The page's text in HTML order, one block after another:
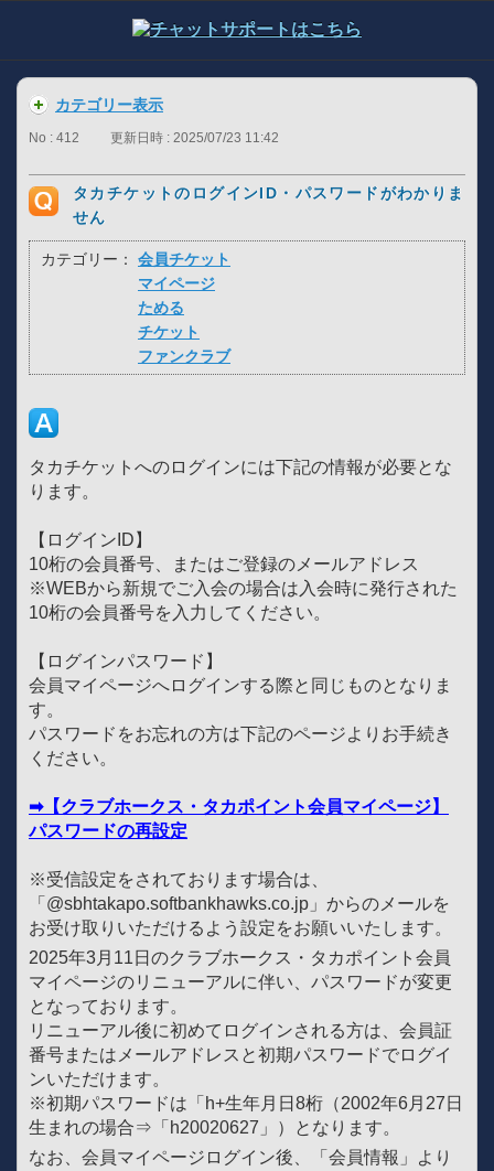
カテゴリー表示
No : 412 更新日時 : 2025/07/23 11:42
タカチケットのログインID・パスワードがわかりま
せん
カテゴリー：
会員チケット
マイページ
ためる
チケット
ファンクラブ
タカチケットへのログインには下記の情報が必要とな
ります。
【ログインID】
10桁の会員番号、またはご登録のメールアドレス
※WEBから新規でご入会の場合は入会時に発行された
10桁の会員番号を入力してください。
【ログインパスワード】
会員マイページへログインする際と同じものとなりま
す。
パスワードをお忘れの方は下記のページよりお手続き
ください。
➡【クラブホークス・タカポイント会員マイページ】
パスワードの再設定
※受信設定をされております場合は、
「@sbhtakapo.softbankhawks.co.jp」からのメールを
お受け取りいただけるよう設定をお願いいたします。
2025年3月11日のクラブホークス・タカポイント会員
マイページのリニューアルに伴い、パスワードが変更
となっております。
リニューアル後に初めてログインされる方は、会員証
番号またはメールアドレスと初期パスワードでログイ
ンいただけます。
※初期パスワードは「h+生年月日8桁（2002年6月27日
生まれの場合⇒「h20020627」）となります。
なお、会員マイページログイン後、「会員情報」より